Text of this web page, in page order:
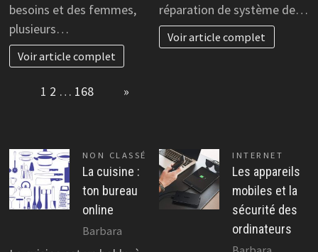
besoins et des femmes,
plusieurs…
Voir article complet
réparation de système de…
Voir article complet
1 2 … 168 »
NON CLASSÉ
La cuisine :
ton bureau
online
Barbara
INTERNET
Les appareils
mobiles et la
sécurité des
ordinateurs